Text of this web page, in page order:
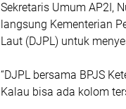
Sekretaris Umum AP2I,
langsung Kementerian
Laut (DJPL) untuk
“DJPL bersama BPJS
Kalau bisa ada kolom